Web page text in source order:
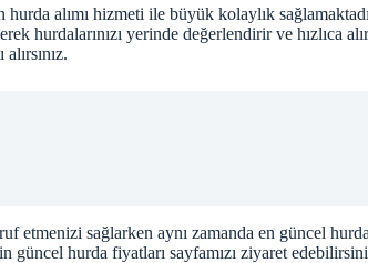
alımı hizmeti ile büyük kolaylık
hurdalarınızı yerinde değerlendirir ve hızlıca
etmenizi sağlarken aynı zamanda en güncel
güncel hurda fiyatları sayfamızı ziyaret